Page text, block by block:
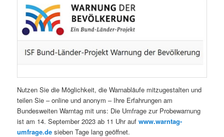
Nutzen Sie die Möglichkeit, die Warnabläufe mitzugestalten und
teilen Sie – online und anonym – Ihre Erfahrungen am
Bundesweiten Warntag mit uns: Die Umfrage zur Probewarnung
ist am 14. September 2023 ab 11 Uhr aufwww.warntag-
umfrage.de sieben Tage lang geöffnet.